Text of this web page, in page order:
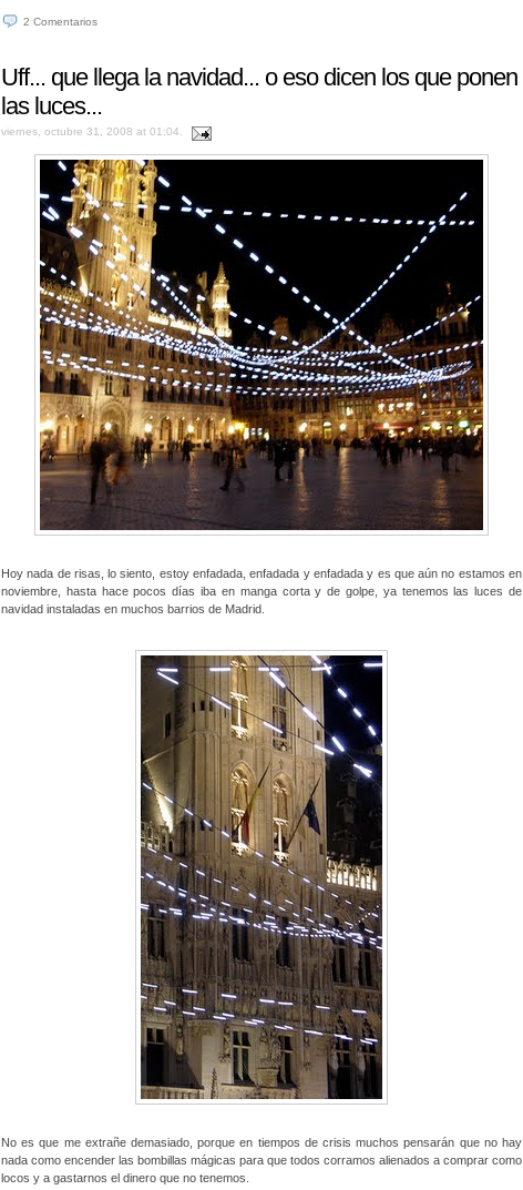
2 Comentarios
Uff... que llega la navidad... o eso dicen los que ponen
las luces...
viernes, octubre 31, 2008 at 01:04.
Hoy nada de risas, lo siento, estoy enfadada, enfadada y enfadada y es que aún no estamos en
noviembre, hasta hace pocos días iba en manga corta y de golpe, ya tenemos las luces de
navidad instaladas en muchos barrios de Madrid.
No es que me extrañe demasiado, porque en tiempos de crisis muchos pensarán que no hay
nada como encender las bombillas mágicas para que todos corramos alienados a comprar como
locos y a gastarnos el dinero que no tenemos.